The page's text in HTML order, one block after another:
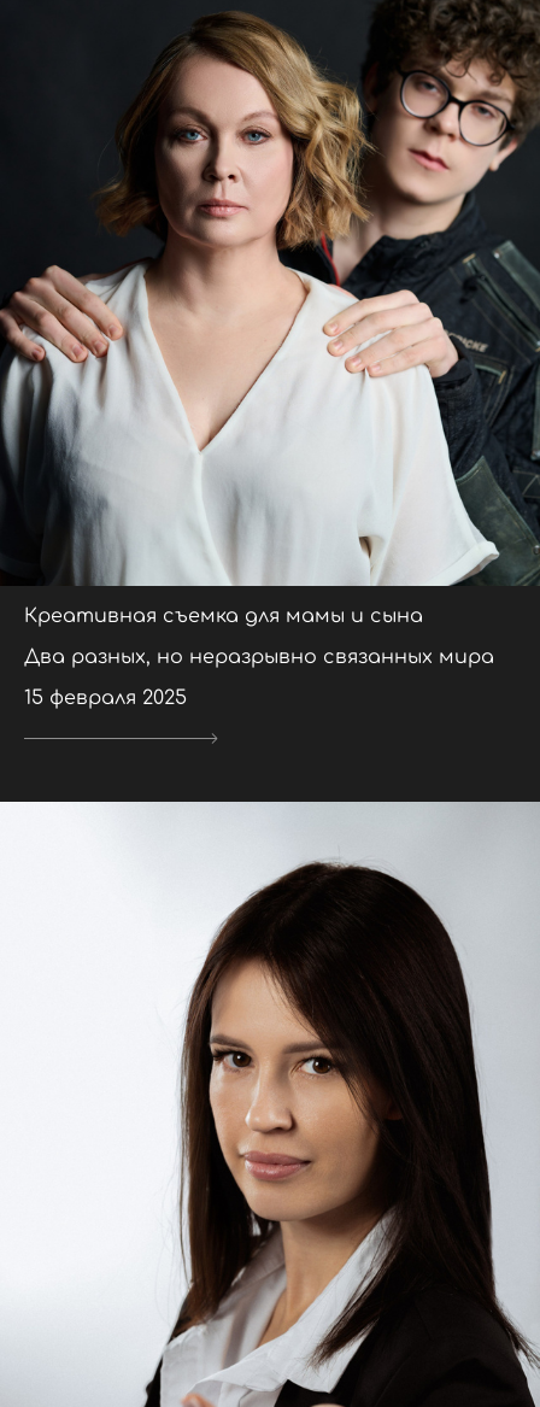
Креативная съемка для мамы и сына
Два разных, но неразрывно связанных мира
15 февраля 2025